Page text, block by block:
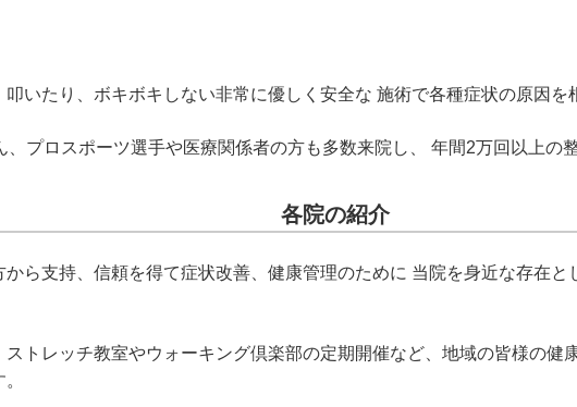
いたり、ボキボキしない非常に優しく安全な 施術で各種症状の原因を
プロスポーツ選手や医療関係者の方も多数来院し、 年間2万回以上の
各院の紹介
ら支持、信頼を得て症状改善、健康管理のために 当院を身近な存在
ストレッチ教室やウォーキング倶楽部の定期開催など、地域の皆様の健